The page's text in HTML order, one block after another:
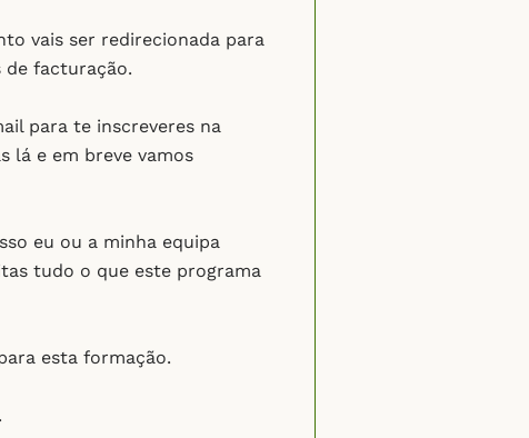
vais ser redirecionada para
de facturação.
para te inscreveres na
lá e em breve vamos
eu ou a minha equipa
tudo o que este programa
esta formação.